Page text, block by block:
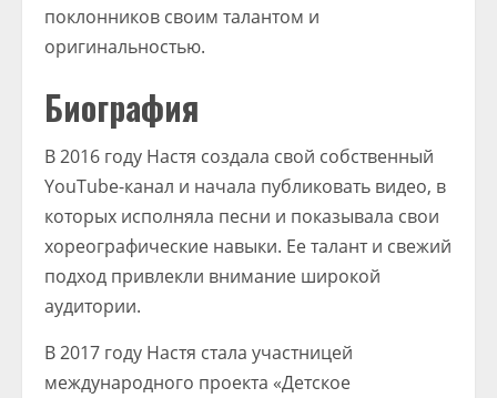
поклонников своим талантом и
оригинальностью.
Биография
В 2016 году Настя создала свой собственный
YouTube-канал и начала публиковать видео, в
которых исполняла песни и показывала свои
хореографические навыки. Ее талант и свежий
подход привлекли внимание широкой
аудитории.
В 2017 году Настя стала участницей
международного проекта «Детское